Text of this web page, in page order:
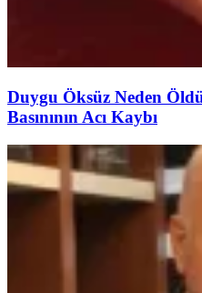
Duygu Öksüz Neden
Basınının Acı Kaybı